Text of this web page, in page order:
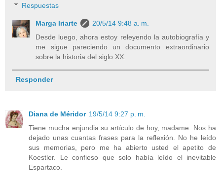
Respuestas
Marga Iriarte
20/5/14 9:48 a. m.
Desde luego, ahora estoy releyendo la autobiografía y
me sigue pareciendo un documento extraordinario
sobre la historia del siglo XX.
Responder
Diana de Méridor 19/5/14 9:27 p. m.
Tiene mucha enjundia su artículo de hoy, madame. Nos ha
dejado unas cuantas frases para la reflexión. No he leído
sus memorias, pero me ha abierto usted el apetito de
Koestler. Le confieso que solo había leído el inevitable
Espartaco.